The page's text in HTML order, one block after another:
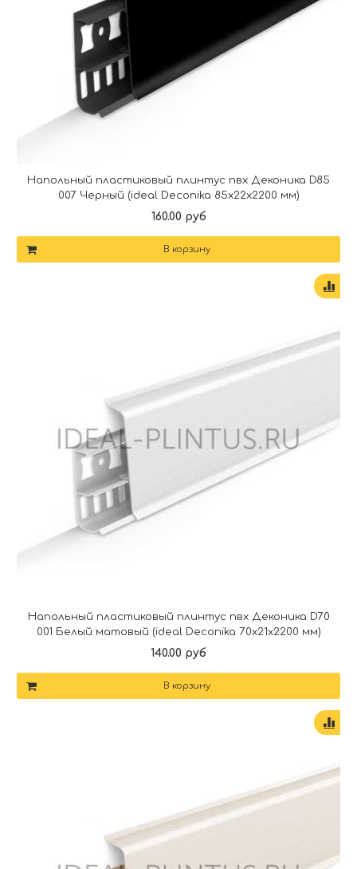
Напольный пластиковый плинтус пвх Деконика D85
007 Черный (ideal Deconika 85х22х2200 мм)
160.00 руб
В корзину
Напольный пластиковый плинтус пвх Деконика D70
001 Белый матовый (ideal Deconika 70х21х2200 мм)
140.00 руб
В корзину